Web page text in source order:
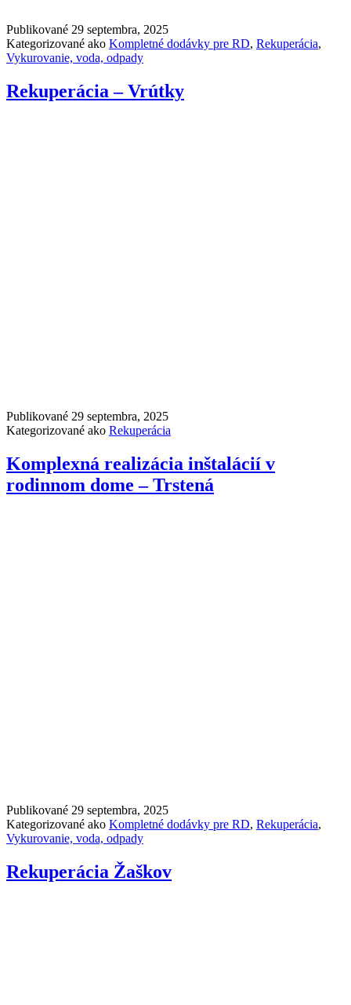
Publikované 29 septembra, 2025
Kategorizované ako Kompletné dodávky pre RD, Rekuperácia,
Vykurovanie, voda, odpady
Rekuperácia – Vrútky
Publikované 29 septembra, 2025
Kategorizované ako Rekuperácia
Komplexná realizácia inštalácií v
rodinnom dome – Trstená
Publikované 29 septembra, 2025
Kategorizované ako Kompletné dodávky pre RD, Rekuperácia,
Vykurovanie, voda, odpady
Rekuperácia Žaškov